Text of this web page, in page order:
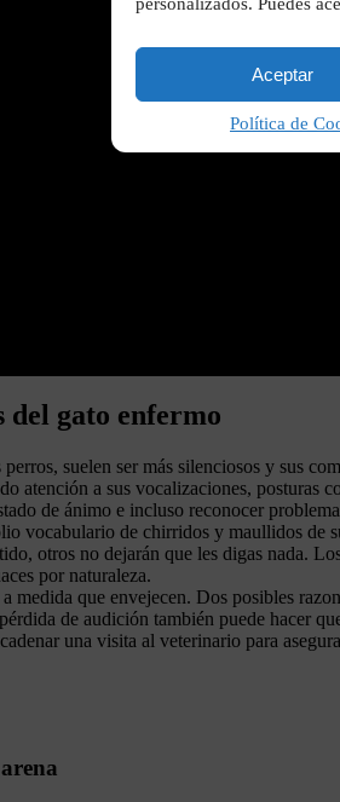
Aceptar
Política de
del gato enfermo
suelen ser más silenciosos y sus
atención a sus vocalizaciones,
de ánimo e incluso reconocer
vocabulario de chirridos y maullidos de
otros no dejarán que les digas nada.
por naturaleza.
medida que envejecen. Dos posibles
de audición también puede hacer
una visita al veterinario para